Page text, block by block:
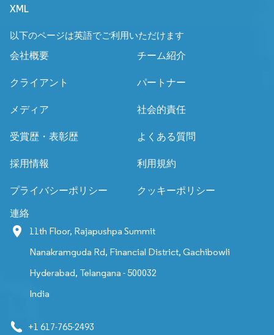
XML
以下のページは英語でご利用いただけます
会社概要
チーム紹介
クライアント パートナー
メディア 社会的責任
受賞歴・表彰歴 よくある質問
採用情報 利用規約
プライバシーポリシー クッキーポリシー
連絡
11th Floor, Rajapushpa Summit
Nanakramguda Rd, Financial District, Gachibowli
Hyderabad, Telangana - 500032
India
+1 617-765-2493